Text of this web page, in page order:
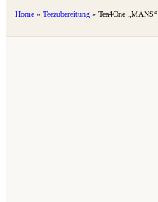
Home» Teezubereitung» Tea4One „MANS“